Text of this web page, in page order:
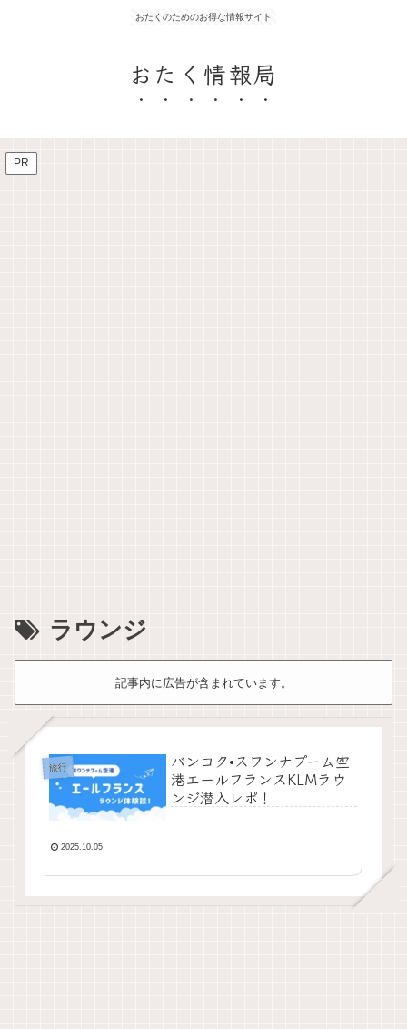
おたくのためのお得な情報サイト
おたく情報局
PR
ラウンジ
記事内に広告が含まれています。
旅行
バンコク•スワンナプーム空
港エールフランスKLMラウ
ンジ潜入レポ！
2025.10.05